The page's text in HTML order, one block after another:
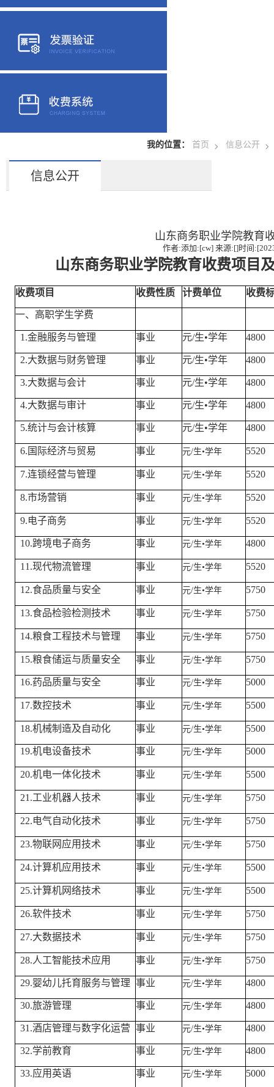
我的位置： 首页 信息公开
信息公开
山东商务职业学院教育
作者:添加:[cw] 来源:[]时间
山东商务职业学院教育收费项目及
收费项目 收费性质 计费单位 收费
一、高职学生学费
1.金融服务与管理 事业 元/生•学年 4800
2.大数据与财务管理 事业 元/生•学年 4800
3.大数据与会计 事业 元/生•学年 4800
4.大数据与审计 事业 元/生•学年 4800
5.统计与会计核算 事业 元/生•学年 4800
6.国际经济与贸易 事业 元/生•学年 5520
7.连锁经营与管理 事业 元/生•学年 5520
8.市场营销 事业 元/生•学年 5520
9.电子商务 事业 元/生•学年 5520
10.跨境电子商务 事业 元/生•学年 4800
11.现代物流管理 事业 元/生•学年 5520
12.食品质量与安全 事业 元/生•学年 5750
13.食品检验检测技术 事业 元/生•学年 5750
14.粮食工程技术与管理 事业 元/生•学年 5750
15.粮食储运与质量安全 事业 元/生•学年 5750
16.药品质量与安全 事业 元/生•学年 5000
17.数控技术 事业 元/生•学年 5500
18.机械制造及自动化 事业 元/生•学年 5500
19.机电设备技术 事业 元/生•学年 5000
20.机电一体化技术 事业 元/生•学年 5500
21.工业机器人技术 事业 元/生•学年 5750
22.电气自动化技术 事业 元/生•学年 5750
23.物联网应用技术 事业 元/生•学年 5750
24.计算机应用技术 事业 元/生•学年 5500
25.计算机网络技术 事业 元/生•学年 5500
26.软件技术 事业 元/生•学年 5750
27.大数据技术 事业 元/生•学年 5750
28.人工智能技术应用 事业 元/生•学年 5750
29.婴幼儿托育服务与管理 事业 元/生•学年 4800
30.旅游管理 事业 元/生•学年 4800
31.酒店管理与数字化运营 事业 元/生•学年 4800
32.学前教育 事业 元/生•学年 4800
33.应用英语 事业 元/生•学年 5000